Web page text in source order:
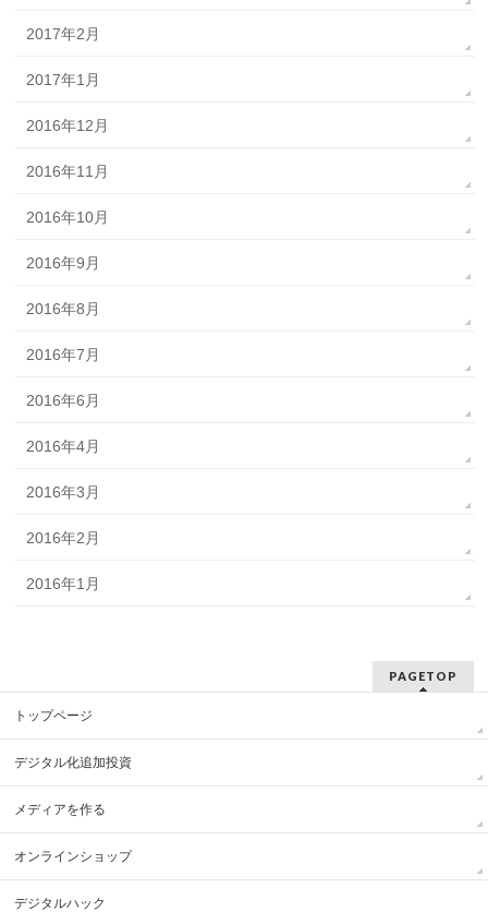
2017年2月
2017年1月
2016年12月
2016年11月
2016年10月
2016年9月
2016年8月
2016年7月
2016年6月
2016年4月
2016年3月
2016年2月
2016年1月
PAGETOP
トップページ
デジタル化追加投資
メディアを作る
オンラインショップ
デジタルハック